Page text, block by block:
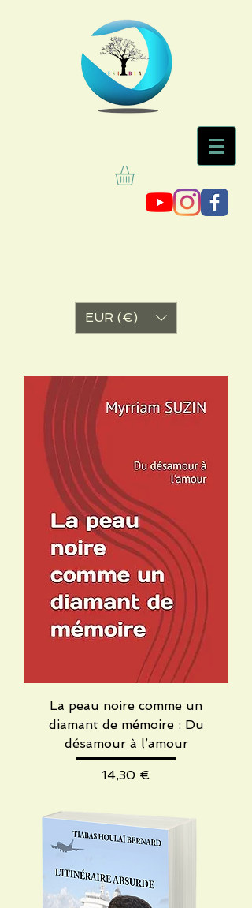
EUR (€)
La peau noire comme un
diamant de mémoire : Du
désamour à l’amour
Precio
14,30 €